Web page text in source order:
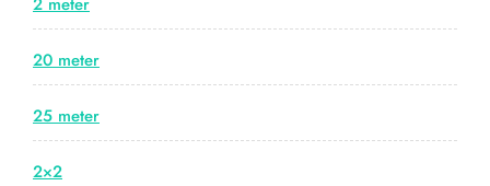
20 meter
25 meter
2×2